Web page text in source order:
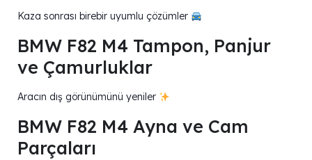
Kaza sonrası birebir uyumlu çözümler
BMW F82 M4 Tampon, Panjur
ve Çamurluklar
Aracın dış görünümünü yeniler
BMW F82 M4 Ayna ve Cam
Parçaları